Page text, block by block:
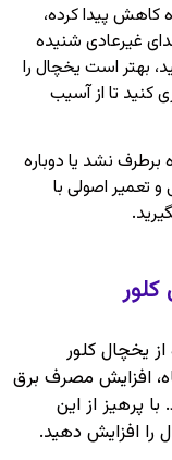
کاهش پیدا کرده،
غیرعادی شنیده
بهتر است یخچال را
کنید تا از آسیب
نشد یا دوباره
تعمیر اصولی با
یخچال کلور
افزایش مصرف برق
پرهیز از این
را افزایش دهید.